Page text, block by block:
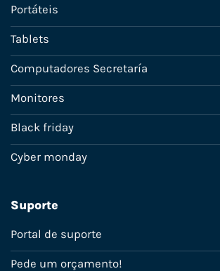
Portáteis
Tablets
Computadores Secretaría
Monitores
Black friday
Cyber monday
Suporte
Portal de suporte
Pede um orçamento!